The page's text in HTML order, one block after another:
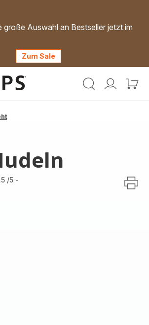
große Auswahl an Bestseller jetzt im
Zum Sale
Mein
Mein
/5 -